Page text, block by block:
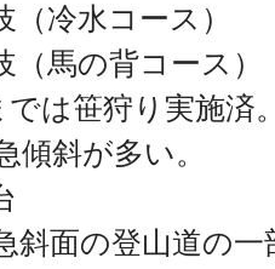
冷水コース）
（馬の背コース）
では笹狩り実施済
傾斜が多い。
斜面の登山道の